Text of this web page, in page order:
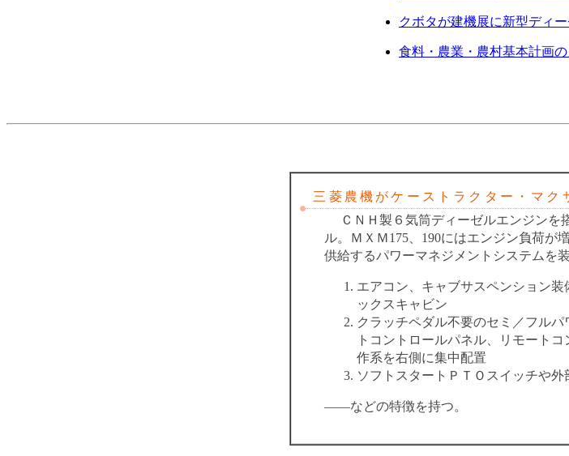
クボタが建機展に新型ディ
食料・農業・農村基本計画
三菱農機がケーストラクター・マク
ＣＮＨ製６気筒ディーゼルエンジンを
ル。ＭＸＭ175、190にはエンジン負荷が
供給するパワーマネジメントシステムを
エアコン、キャブサスペンション
ックスキャビン
クラッチペダル不要のセミ／フル
トコントロールパネル、リモート
作系を右側に集中配置
ソフトスタートＰＴＯスイッチや
――などの特徴を持つ。